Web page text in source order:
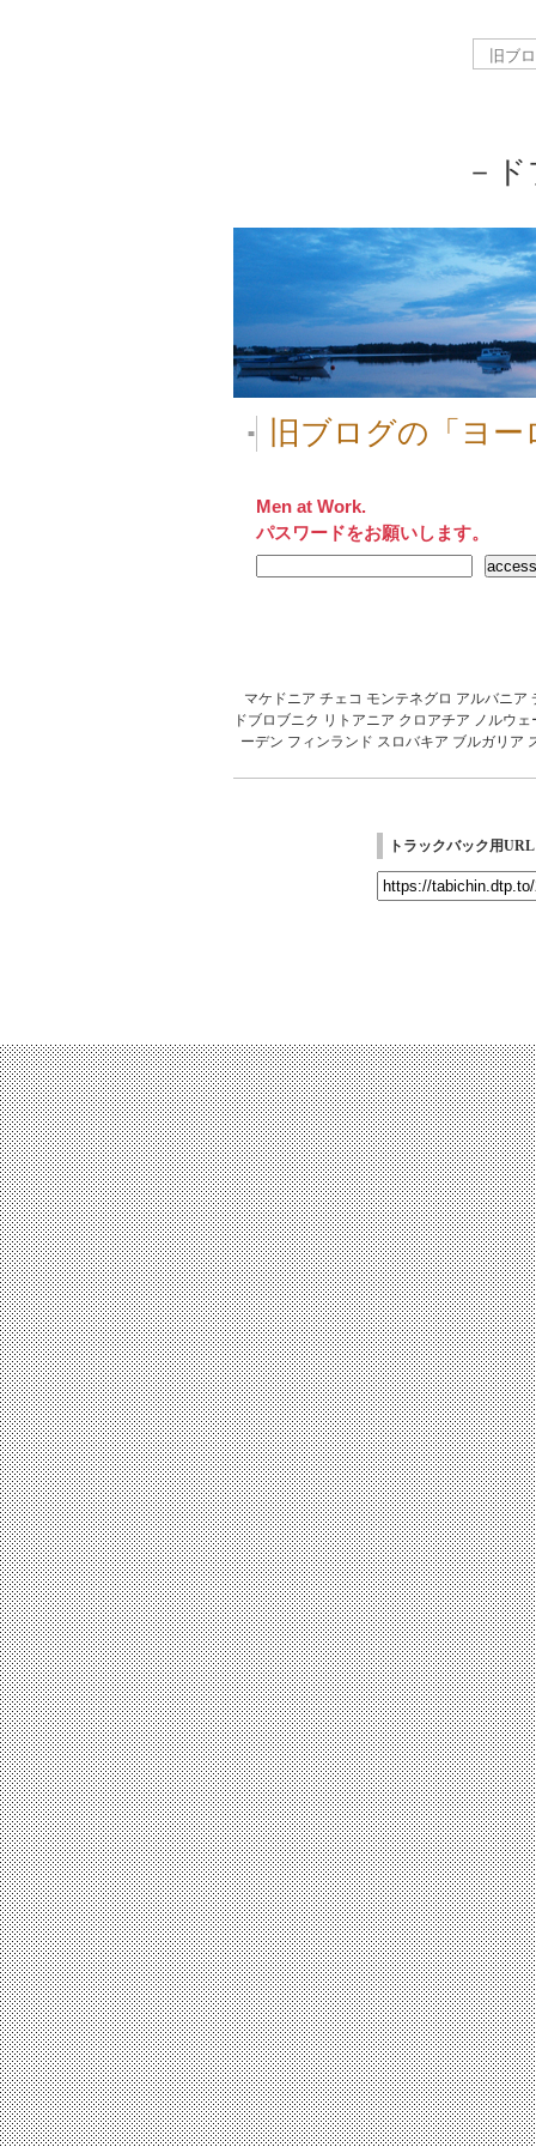
－
■ 旧ブログの「ヨ
Men at Work.
パスワードをお願いします。
マケドニア チェコ モンテネグロ アルバニア
ドブロブニク リトアニア クロアチア ノルウェ
ーデン フィンランド スロバキア ブルガリア
トラックバック用URL